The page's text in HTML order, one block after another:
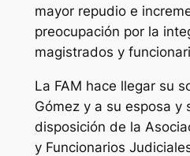
mayor repudio e
preocupación por la
magistrados y
La FAM hace llegar su
Gómez y a su esposa y
disposición de la
y Funcionarios